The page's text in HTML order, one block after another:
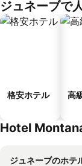
ス
ジュネーブで
格安ホテル 高
Hotel
ジュネーブのホテ